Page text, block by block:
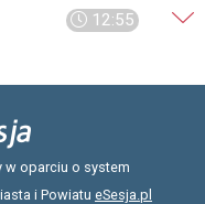
12:55
w oparciu o system
i Powiatu eSesja.pl